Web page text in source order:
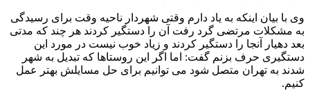
وی با بیان اینکه به یاد دارم وقتی شهردار ناحیه وقت برای رسیدگی
به مشکلات مرتضی گرد رفت آن را دستگیر کردند هر چند که مدتی
بعد دهیار آنجا را دستگیر کردند و زیاد خوب نیست در مورد این
دستگیری حرف بزنم گفت: اما اگر این روستاها که تبدیل به شهر
شدند به تهران متصل شود می توانیم برای حل مسایلش بهتر عمل
کنیم.